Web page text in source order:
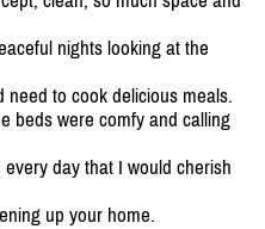
nights looking at the
need to cook delicious meals.
beds were comfy and calling
day that I would cherish
up your home.